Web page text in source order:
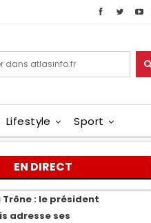
Lifestyle Sport
EN DIRECT
Trône : le président
adresse ses